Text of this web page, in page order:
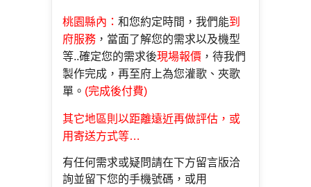
桃園縣內： 和您約定時間，我們能到
府服務 ，當面了解您的需求以及機型
等..確定您的需求後現場報價 ，待我們
製作完成 ，再至府上為您灌歌、夾歌
單。 (完成後付費)
其它地區則以距離遠近再做評估，或
用寄送方式等…
有任何需求或疑問請在下方留言版洽
詢並留下您的手機號碼， 或用